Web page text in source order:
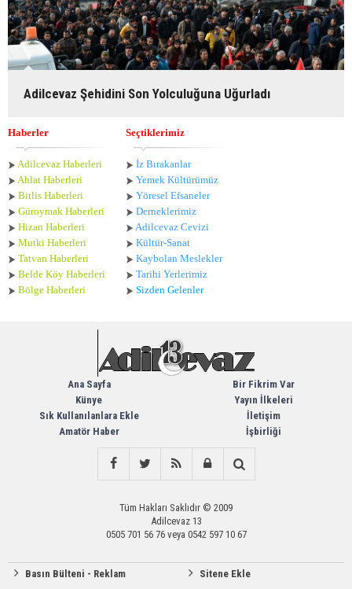
Adilcevaz Şehidini Son Yolculuğuna Uğurladı
Haberler
Adilcevaz Haberleri
Ahlat Haberleri
Bitlis Haberleri
Güroymak Haberleri
Hizan Haberleri
Mutki Haberleri
Tatvan Haberleri
Belde Köy Haberleri
Bölge Haberleri
Seçtiklerimiz
İz Bırakanlar
Yemek Kültürümüz
Yöresel Efsaneler
Derneklerimiz
Adilcevaz Cevizi
Kültür-Sanat
Kaybolan Meslekler
Tarihi Yerlerimiz
Sizden Gelenler
Ana Sayfa
Künye
Sık Kullanılanlara Ekle
Amatör Haber
Bir Fikrim Var
Yayın İlkeleri
İletişim
İşbirliği
Tüm Hakları Saklıdır © 2009
Adilcevaz 13
0505 701 56 76 veya 0542 597 10 67
Basın Bülteni - Reklam
Sitene Ekle